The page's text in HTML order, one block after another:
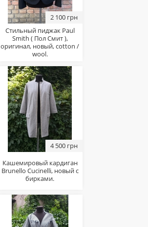
2 100 грн
Стильный пиджак Paul
Smith ( Пол Смит ),
оригинал, новый, cotton /
wool.
4 500 грн
Кашемировый кардиган
Brunello Cucinelli, новый с
бирками.